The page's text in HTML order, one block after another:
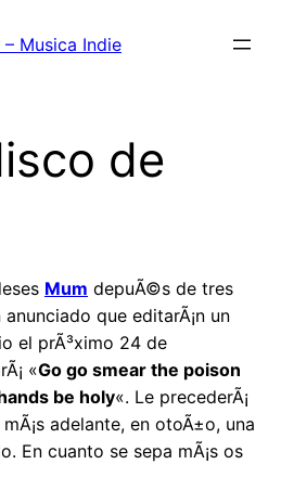
Musica Indie
de
Mum depuÃ©s de tres
que editarÃ¡n un
el prÃ³ximo 24 de
«Go go smear the poison
be holy«. Le precederÃ¡
adelante, en otoÃ±o, una
En cuanto se sepa mÃ¡s os